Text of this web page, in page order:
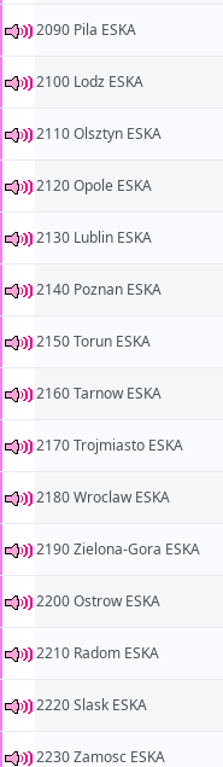
2090 Pila ESKA
2100 Lodz ESKA
2110 Olsztyn ESKA
2120 Opole ESKA
2130 Lublin ESKA
2140 Poznan ESKA
2150 Torun ESKA
2160 Tarnow ESKA
2170 Trojmiasto ESKA
2180 Wroclaw ESKA
2190 Zielona-Gora ESKA
2200 Ostrow ESKA
2210 Radom ESKA
2220 Slask ESKA
2230 Zamosc ESKA